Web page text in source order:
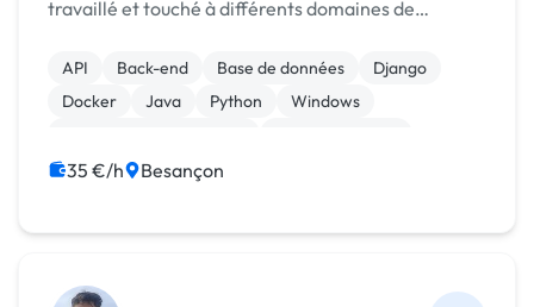
travaillé et touché à différents domaines de
data ingénierie. En terme de technologies, je peux
travail...
API Back-end Base de données
Django
Docker
Java Python
Windows
35 €/h Besançon